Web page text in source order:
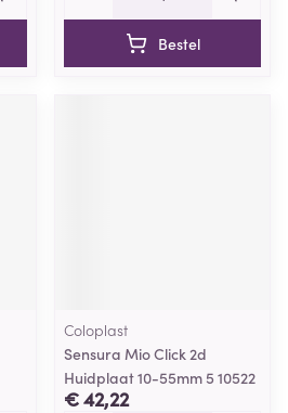
Bestel
Coloplast
Sensura Mio Click 2d
Huidplaat 10-55mm 5 10522
€ 42,22